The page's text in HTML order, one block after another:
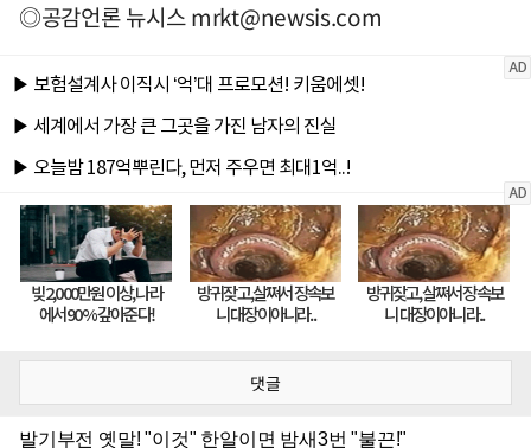
◎공감언론 뉴시스mrkt@newsis.com
댓글